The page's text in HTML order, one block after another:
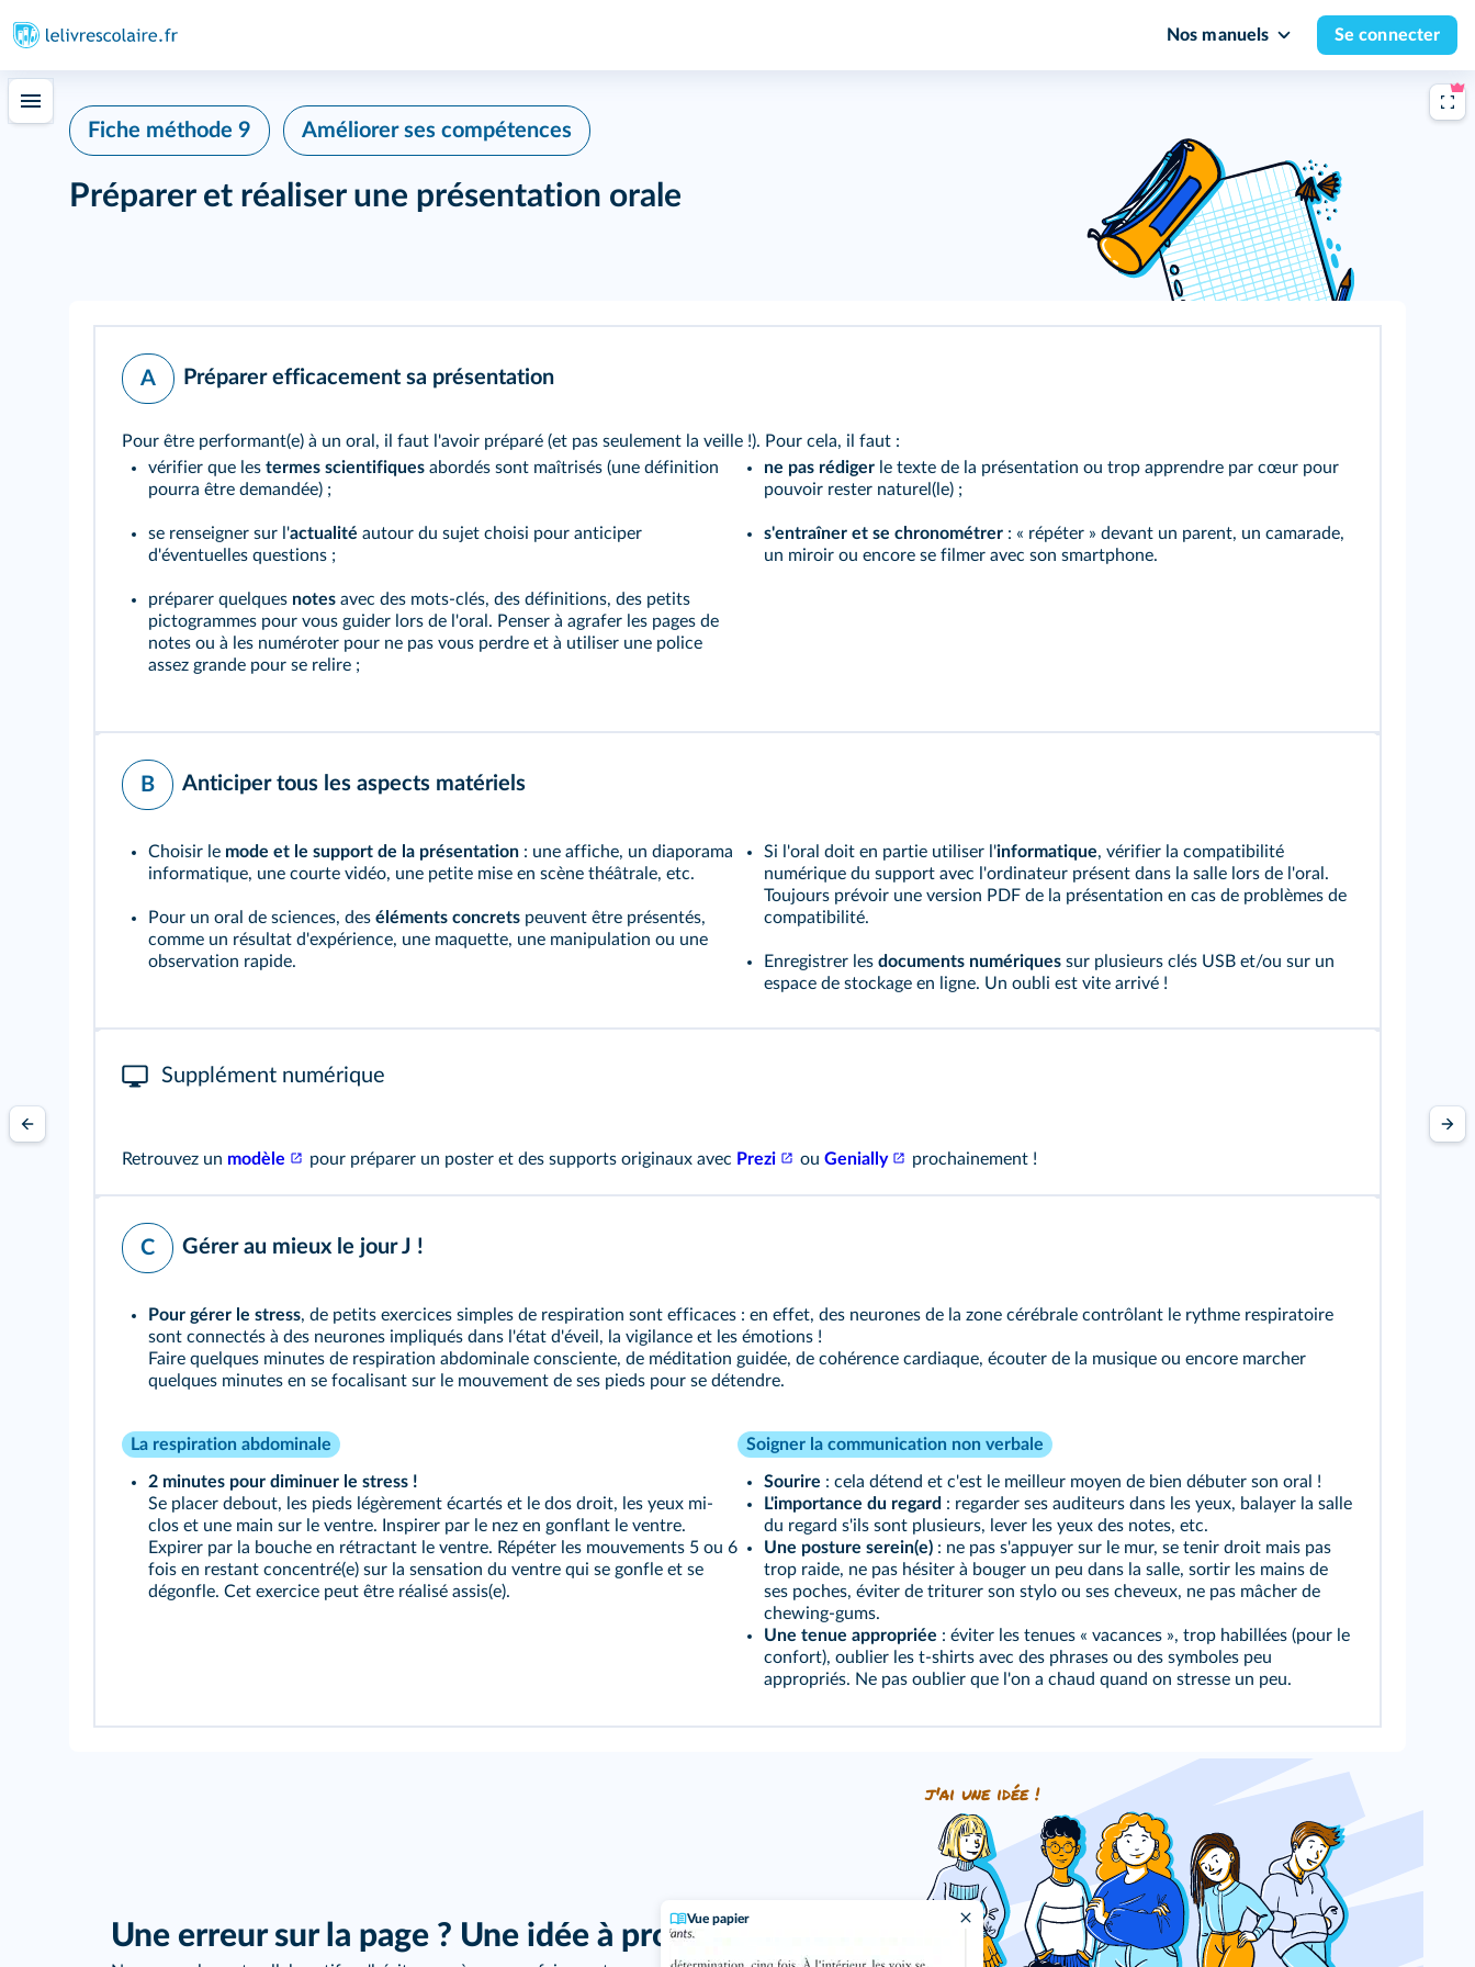
Nos manuels Se connecter
Vue papier
Fiche méthode 9 Améliorer ses compétences
Préparer et réaliser une présentation orale
A Préparer efficacement sa présentation
Pour être performant(e) à un oral, il faut l'avoir préparé (et pas seulement la veille !). Pour cela, il faut :
vérifier que les termes scientifiques abordés sont maîtrisés (une définition
pourra être demandée) ;
se renseigner sur l'actualité autour du sujet choisi pour anticiper
d'éventuelles questions ;
préparer quelques notes avec des mots-clés, des définitions, des petits
pictogrammes pour vous guider lors de l'oral. Penser à agrafer les pages de
notes ou à les numéroter pour ne pas vous perdre et à utiliser une police
assez grande pour se relire ;
ne pas rédiger le texte de la présentation ou trop apprendre par cœur pour
pouvoir rester naturel(le) ;
s'entraîner et se chronométrer : « répéter » devant un parent, un camarade,
un miroir ou encore se filmer avec son smartphone.
B Anticiper tous les aspects matériels
Choisir le mode et le support de la présentation : une affiche, un diaporama
informatique, une courte vidéo, une petite mise en scène théâtrale, etc.
Pour un oral de sciences, des éléments concrets peuvent être présentés,
comme un résultat d'expérience, une maquette, une manipulation ou une
observation rapide.
Si l'oral doit en partie utiliser l'informatique, vérifier la compatibilité
numérique du support avec l'ordinateur présent dans la salle lors de l'oral.
Toujours prévoir une version PDF de la présentation en cas de problèmes de
compatibilité.
Enregistrer les documents numériques sur plusieurs clés USB et/ou sur un
espace de stockage en ligne. Un oubli est vite arrivé !
Supplément numérique
Retrouvez un modèle pour préparer un poster et des supports originaux avec Prezi ou Genially prochainement !
C Gérer au mieux le jour J !
Pour gérer le stress, de petits exercices simples de respiration sont efficaces : en effet, des neurones de la zone cérébrale contrôlant le rythme respiratoire
sont connectés à des neurones impliqués dans l'état d'éveil, la vigilance et les émotions !
Faire quelques minutes de respiration abdominale consciente, de méditation guidée, de cohérence cardiaque, écouter de la musique ou encore marcher
quelques minutes en se focalisant sur le mouvement de ses pieds pour se détendre.
La respiration abdominale
2 minutes pour diminuer le stress !
Se placer debout, les pieds légèrement écartés et le dos droit, les yeux mi-
clos et une main sur le ventre. Inspirer par le nez en gonflant le ventre.
Expirer par la bouche en rétractant le ventre. Répéter les mouvements 5 ou 6
fois en restant concentré(e) sur la sensation du ventre qui se gonfle et se
dégonfle. Cet exercice peut être réalisé assis(e).
Soigner la communication non verbale
Sourire : cela détend et c'est le meilleur moyen de bien débuter son oral !
L'importance du regard : regarder ses auditeurs dans les yeux, balayer la salle
du regard s'ils sont plusieurs, lever les yeux des notes, etc.
Une posture serein(e) : ne pas s'appuyer sur le mur, se tenir droit mais pas
trop raide, ne pas hésiter à bouger un peu dans la salle, sortir les mains de
ses poches, éviter de triturer son stylo ou ses cheveux, ne pas mâcher de
chewing-gums.
Une tenue appropriée : éviter les tenues « vacances », trop habillées (pour le
confort), oublier les t-shirts avec des phrases ou des symboles peu
appropriés. Ne pas oublier que l'on a chaud quand on stresse un peu.
Une erreur sur la page ? Une idée à proposer ?
j'ai une idée !